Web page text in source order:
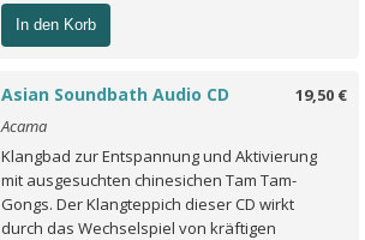
In den Korb
19,50 €
Asian Soundbath Audio CD
Acama
Klangbad zur Entspannung und Aktivierung
mit ausgesuchten chinesichen Tam Tam-
Gongs. Der Klangteppich dieser CD wirkt
durch das Wechselspiel von kräftigen